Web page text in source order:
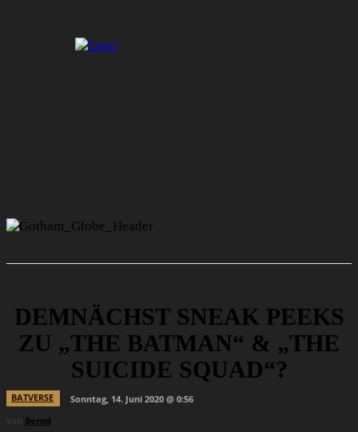
DEMNÄCHST SNEAK PEEKS
ZU „THE BATMAN“ & „THE
SUICIDE SQUAD“?
BATVERSE
Sonntag, 14. Juni 2020 @ 0:56
von Bernd